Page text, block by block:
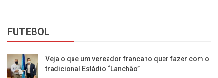
FUTEBOL
Veja o que um vereador francano quer fazer com o
tradicional Estádio “Lanchão”